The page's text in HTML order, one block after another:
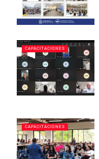
CAPACITACIONES
CAPACITACIONES